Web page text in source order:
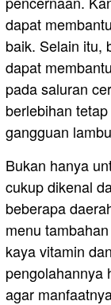
dapat
baik. Selain itu,
dapat
pada saluran
berlebihan
gangguan
Bukan hanya
cukup dikenal
beberapa
menu
kaya vitamin
pengolahannya
agar